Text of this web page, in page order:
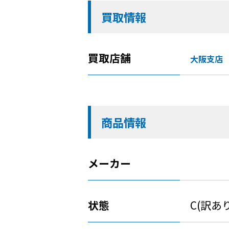
買取情報
買取店舗 大阪支店
商品情報
メーカー
状態 C(訳あ